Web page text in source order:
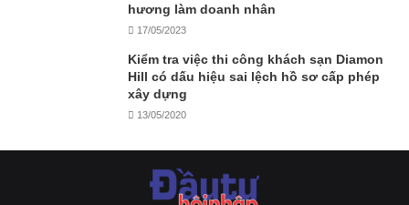
hương làm doanh nhân
17/05/2023
Kiểm tra việc thi công khách sạn Diamon
Hill có dấu hiệu sai lệch hồ sơ cấp phép
xây dựng
13/05/2020